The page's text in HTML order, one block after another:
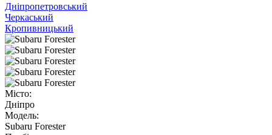
Дніпропетровський
Черкаський
Кропивницький
Місто:
Дніпро
Модель:
Subaru Forester